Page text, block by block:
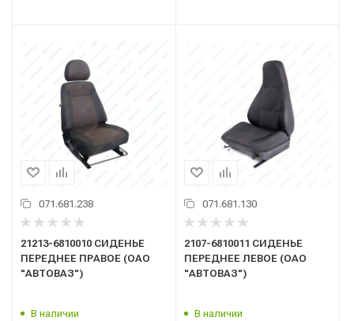
071.681.238
21213-6810010 СИДЕНЬЕ
ПЕРЕДНЕЕ ПРАВОЕ (ОАО
"АВТОВАЗ")
В наличии
071.681.130
2107-6810011 СИДЕНЬЕ
ПЕРЕДНЕЕ ЛЕВОЕ (ОАО
"АВТОВАЗ")
В наличии